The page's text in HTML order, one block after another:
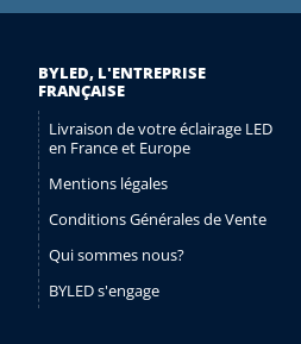
BYLED, L'ENTREPRISE
FRANÇAISE
Livraison de votre éclairage LED
en France et Europe
Mentions légales
Conditions Générales de Vente
Qui sommes nous?
BYLED s'engage